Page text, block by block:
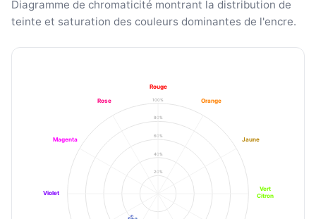
Diagramme de chromaticité montrant la distribution de
teinte et saturation des couleurs dominantes de l'encre.
20%
40%
60%
80%
100%
Rouge
Orange
Jaune
Vert
Citron
Violet
Magenta
Rose